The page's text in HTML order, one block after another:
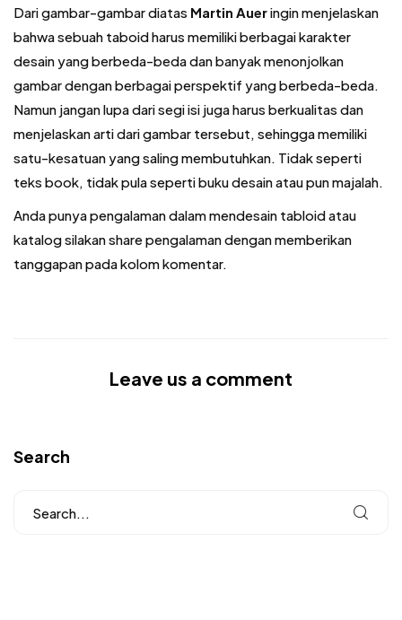
Dari gambar-gambar diatas Martin Aueringin menjelaskan
bahwa sebuah taboid harus memiliki berbagai karakter
desain yang berbeda-beda dan banyak menonjolkan
gambar dengan berbagai perspektif yang berbeda-beda.
Namun jangan lupa dari segi isi juga harus berkualitas dan
menjelaskan arti dari gambar tersebut, sehingga memiliki
satu-kesatuan yang saling membutuhkan. Tidak seperti
teks book, tidak pula seperti buku desain atau pun majalah.
Anda punya pengalaman dalam mendesain tabloid atau
katalog silakan share pengalaman dengan memberikan
tanggapan pada kolom komentar.
Leave us a comment
Search